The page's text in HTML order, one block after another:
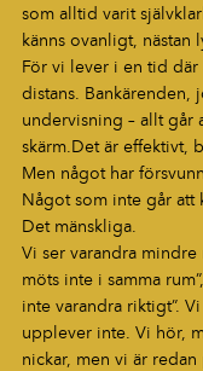
som alltid varit
känns ovanligt, nästan
För vi lever i en tid där
distans. Bankärenden,
undervisning – allt går
skärm.Det är effektivt,
Men något har
Något som inte går att
Det mänskliga.
Vi ser varandra mindre
möts inte i samma
inte varandra riktigt”.
upplever inte. Vi hör,
nickar, men vi är redan